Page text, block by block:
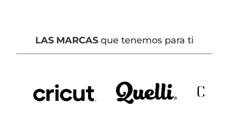
LAS MARCAS que tenemos para ti